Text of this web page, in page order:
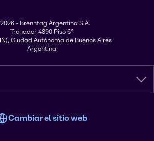
- Brenntag Argentina S.A.
Tronador 4890 Piso 6°
Ciudad Autónoma de Buenos Aires
Argentina
Cambiar el sitio web